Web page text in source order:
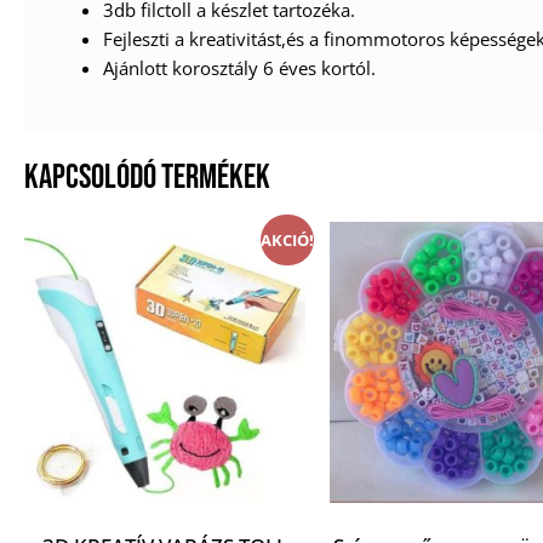
3db filctoll a készlet tartozéka.
Fejleszti a kreativitást,és a finommotoros
Ajánlott korosztály 6 éves kortól.
KAPCSOLÓDÓ TERMÉKEK
AKCIÓ!